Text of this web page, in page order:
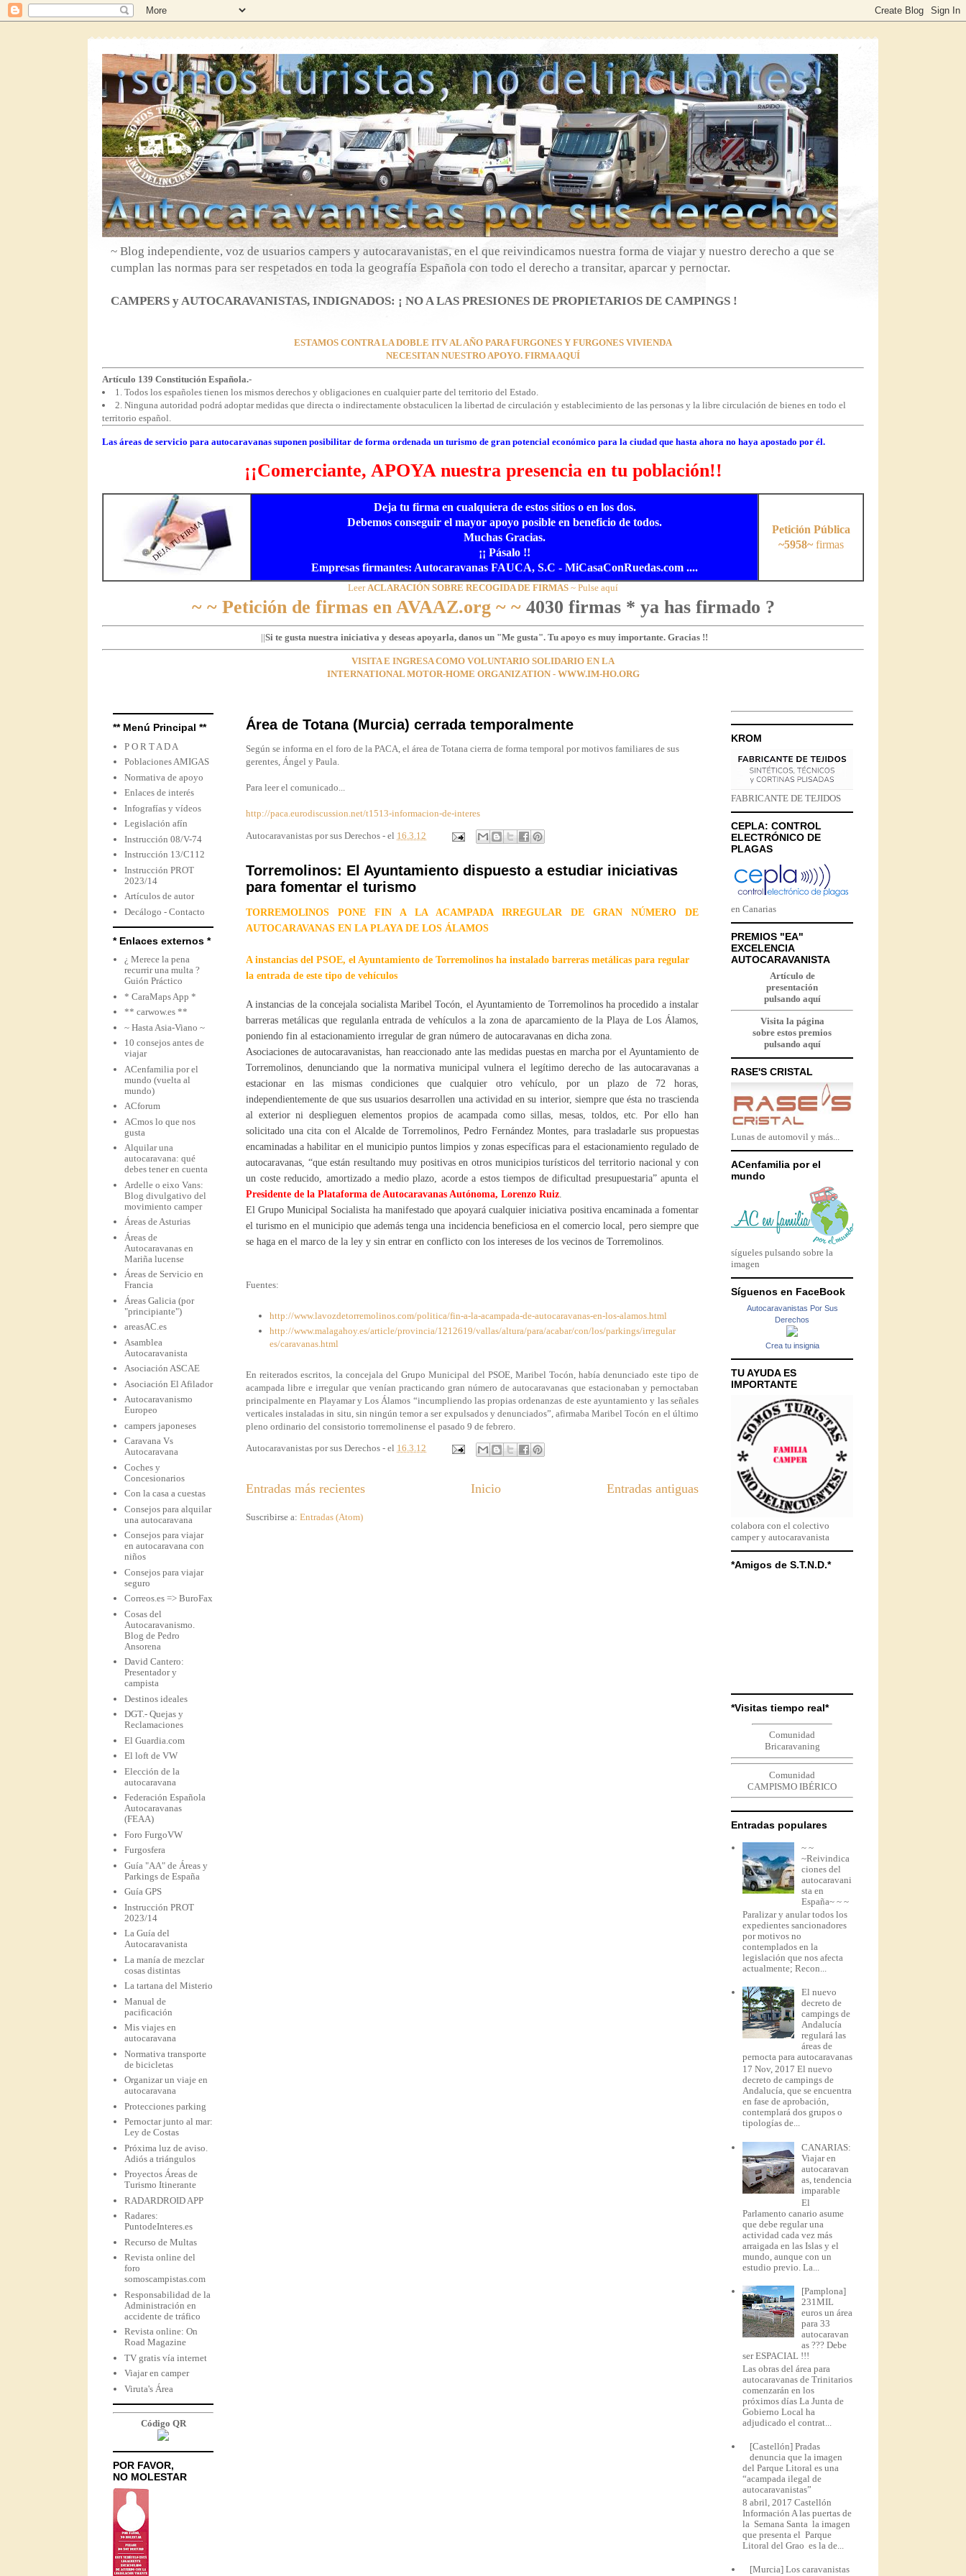
~ Blog independiente, voz de usuarios campers y autocaravanistas, en el que reivindicamos nuestra forma de viajar y nuestro derecho a que se
cumplan las normas para ser respetados en toda la geografía Española con todo el derecho a transitar, aparcar y pernoctar.
CAMPERS y AUTOCARAVANISTAS, INDIGNADOS: ¡ NO A LAS PRESIONES DE PROPIETARIOS DE CAMPINGS !
ESTAMOS CONTRA LA DOBLE ITV AL AÑO PARA FURGONES Y FURGONES VIVIENDA
NECESITAN NUESTRO APOYO. FIRMA AQUÍ
Artículo 139 Constitución Española.-
1. Todos los españoles tienen los mismos derechos y obligaciones en cualquier parte del territorio del Estado.
2. Ninguna autoridad podrá adoptar medidas que directa o indirectamente obstaculicen la libertad de circulación y establecimiento de las personas y la libre circulación de bienes en todo el
territorio español.
Las áreas de servicio para autocaravanas suponen posibilitar de forma ordenada un turismo de gran potencial económico para la ciudad que hasta ahora no haya apostado por él.
¡¡Comerciante, APOYA nuestra presencia en tu población!!
Deja tu firma en cualquiera de estos sitios o en los dos.
Debemos conseguir el mayor apoyo posible en beneficio de todos.
Muchas Gracias.
¡¡ Pásalo !!
Empresas firmantes: Autocaravanas FAUCA, S.C - MiCasaConRuedas.com ....
Petición Pública
~5958~firmas
LeerACLARACIÓN SOBRE RECOGIDA DE FIRMAS ~ Pulse aquí
~ ~ Petición de firmas en AVAAZ.org ~ ~4030 firmas * ya has firmado ?
||Si te gusta nuestra iniciativa y deseas apoyarla, danos un "Me gusta". Tu apoyo es muy importante. Gracias !!
VISITA E INGRESA COMO VOLUNTARIO SOLIDARIO EN LA
INTERNATIONAL MOTOR-HOME ORGANIZATION - WWW.IM-HO.ORG
Área de Totana (Murcia) cerrada temporalmente
Según se informa en el foro de la PACA, el área de Totana cierra de forma temporal por motivos familiares de sus
gerentes, Ángel y Paula.
Para leer el comunicado...
http://paca.eurodiscussion.net/t1513-informacion-de-interes
Autocaravanistas por sus Derechos - el 16.3.12
Torremolinos: El Ayuntamiento dispuesto a estudiar iniciativas
para fomentar el turismo
TORREMOLINOS PONE FIN A LA ACAMPADA IRREGULAR DE GRAN NÚMERO DE
AUTOCARAVANAS EN LA PLAYA DE LOS ÁLAMOS
A instancias del PSOE, el Ayuntamiento de Torremolinos ha instalado barreras metálicas para regular
la entrada de este tipo de vehículos
A instancias de la concejala socialista Maribel Tocón, el Ayuntamiento de Torremolinos ha procedido a instalar
barreras metálicas que regulanla entrada de vehículos a la zona de aparcamiento de la Playa de Los Álamos,
poniendo fin al estacionamiento irregular de gran número de autocaravanas en dicha zona.
Asociaciones de autocaravanistas, han reaccionado ante las medidas puestas en marcha por el Ayuntamiento de
Torremolinos, denunciando que la normativa municipal vulnera el legítimo derecho de las autocaravanas a
estacionar en las mismas condiciones que cualquier otro vehículo, por un plazo de 72 horas,
independientemente de que sus usuarios desarrollen una actividad en su interior, siempre que ésta no trascienda
al exterior ni desplieguen elementos propios de acampada como sillas, mesas, toldos, etc. Por ello han
solicitado una cita con el Alcalde de Torremolinos, Pedro Fernández Montes, para trasladarle sus propuestas
encaminadas a habilitar en el municipio puntos limpios y zonas específicas para el estacionamiento regulado de
autocaravanas, “que están resultando muy positivas en otros municipios turísticos del territorio nacional y con
un coste reducido, amortizado a medio plazo, acorde a estos tiempos de dificultad presupuestaria” apunta el
Presidente de la Plataforma de Autocaravanas Autónoma, Lorenzo Ruiz.
El Grupo Municipal Socialista ha manifestado que apoyará cualquier iniciativa positiva encaminada a fomentar
el turismo en el municipio que además tenga una incidencia beneficiosa en el comercio local, pero siempre que
se haga en el marco de la ley y sin entrar en conflicto con los intereses de los vecinos de Torremolinos.
Fuentes:
http://www.lavozdetorremolinos.com/politica/fin-a-la-acampada-de-autocaravanas-en-los-alamos.html
http://www.malagahoy.es/article/provincia/1212619/vallas/altura/para/acabar/con/los/parkings/irregular
es/caravanas.html
En reiterados escritos, la concejala del Grupo Municipal del PSOE, Maribel Tocón, había denunciado este tipo de
acampada libre e irregular que venían practicando gran número de autocaravanas que estacionaban y pernoctaban
principalmente en Playamar y Los Álamos “incumpliendo las propias ordenanzas de este ayuntamiento y las señales
verticales instaladas in situ, sin ningún temor a ser expulsados y denunciados”, afirmaba Maribel Tocón en el último
pleno ordinario del consistorio torremolinense el pasado 9 de febrero.
Autocaravanistas por sus Derechos - el 16.3.12
Entradas más recientes Entradas antiguas
Inicio
Suscribirse a: Entradas (Atom)
** Menú Principal **
P O R T A D A
Poblaciones AMIGAS
Normativa de apoyo
Enlaces de interés
Infografías y vídeos
Legislación afín
Instrucción 08/V-74
Instrucción 13/C112
Instrucción PROT
2023/14
Artículos de autor
Decálogo - Contacto
* Enlaces externos *
¿ Merece la pena
recurrir una multa ?
Guión Práctico
* CaraMaps App *
** carwow.es **
~ Hasta Asia-Viano ~
10 consejos antes de
viajar
ACenfamilia por el
mundo (vuelta al
mundo)
ACforum
ACmos lo que nos
gusta
Alquilar una
autocaravana: qué
debes tener en cuenta
Ardelle o eixo Vans:
Blog divulgativo del
movimiento camper
Áreas de Asturias
Áreas de
Autocaravanas en
Mariña lucense
Áreas de Servicio en
Francia
Áreas Galicia (por
"principiante")
areasAC.es
Asamblea
Autocaravanista
Asociación ASCAE
Asociación El Afilador
Autocaravanismo
Europeo
campers japoneses
Caravana Vs
Autocaravana
Coches y
Concesionarios
Con la casa a cuestas
Consejos para alquilar
una autocaravana
Consejos para viajar
en autocaravana con
niños
Consejos para viajar
seguro
Correos.es => BuroFax
Cosas del
Autocaravanismo.
Blog de Pedro
Ansorena
David Cantero:
Presentador y
campista
Destinos ideales
DGT.- Quejas y
Reclamaciones
El Guardia.com
El loft de VW
Elección de la
autocaravana
Federación Española
Autocaravanas
(FEAA)
Foro FurgoVW
Furgosfera
Guía "AA" de Áreas y
Parkings de España
Guía GPS
Instrucción PROT
2023/14
La Guía del
Autocaravanista
La manía de mezclar
cosas distintas
La tartana del Misterio
Manual de
pacificación
Mis viajes en
autocaravana
Normativa transporte
de bicicletas
Organizar un viaje en
autocaravana
Protecciones parking
Pernoctar junto al mar:
Ley de Costas
Próxima luz de aviso.
Adiós a triángulos
Proyectos Áreas de
Turismo Itinerante
RADARDROID APP
Radares:
PuntodeInteres.es
Recurso de Multas
Revista online del
foro
somoscampistas.com
Responsabilidad de la
Administración en
accidente de tráfico
Revista online: On
Road Magazine
TV gratis vía internet
Viajar en camper
Viruta's Área
Código QR
POR FAVOR,
NO MOLESTAR
KROM
FABRICANTE DE TEJIDOS
CEPLA: CONTROL
ELECTRÓNICO DE
PLAGAS
en Canarias
PREMIOS "EA"
EXCELENCIA
AUTOCARAVANISTA
Artículo de
presentación
pulsando aquí
Visita la página
sobre estos premios
pulsando aquí
RASE'S CRISTAL
Lunas de automovil y más...
ACenfamilia por el
mundo
sígueles pulsando sobre la
imagen
Síguenos en FaceBook
Autocaravanistas Por Sus
Derechos
Crea tu insignia
TU AYUDA ES
IMPORTANTE
colabora con el colectivo
camper y autocaravanista
*Amigos de S.T.N.D.*
*Visitas tiempo real*
Comunidad
Bricaravaning
Comunidad
CAMPISMO IBÉRICO
Entradas populares
~ ~
~Reivindica
ciones del
autocaravani
sta en
España~ ~ ~
Paralizar y anular todos los
expedientes sancionadores
por motivos no
contemplados en la
legislación que nos afecta
actualmente; Recon...
El nuevo
decreto de
campings de
Andalucía
regulará las
áreas de
pernocta para autocaravanas
17 Nov, 2017 El nuevo
decreto de campings de
Andalucía, que se encuentra
en fase de aprobación,
contemplará dos grupos o
tipologías de...
CANARIAS:
Viajar en
autocaravan
as, tendencia
imparable
El
Parlamento canario asume
que debe regular una
actividad cada vez más
arraigada en las Islas y el
mundo, aunque con un
estudio previo. La...
[Pamplona]
231MIL
euros un área
para 33
autocaravan
as ??? Debe
ser ESPACIAL !!!
Las obras del área para
autocaravanas de Trinitarios
comenzarán en los
próximos días La Junta de
Gobierno Local ha
adjudicado el contrat...
[Castellón] Pradas
denuncia que la imagen
del Parque Litoral es una
“acampada ilegal de
autocaravanistas”
8 abril, 2017 Castellón
Información A las puertas de
la Semana Santa la imagen
que presenta el Parque
Litoral del Grao es la de...
[Murcia] Los caravanistas